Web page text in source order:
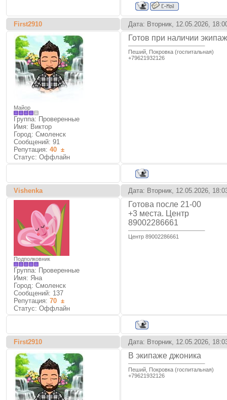
First2910 Дата: Вторник, 12.05.2026,
Майор
Группа: Проверенные
Имя: Виктор
Город: Смоленск
Сообщений: 91
Репутация: 40 ±
Статус: Оффлайн
Готов при наличии
Пеший, Покровка (госпитальная)
+79621932126
Vishenka Дата: Вторник, 12.05.2026,
Подполковник
Группа: Проверенные
Имя: Яна
Город: Смоленск
Сообщений: 137
Репутация: 70 ±
Статус: Оффлайн
Готова после 21-00
+3 места. Центр
89002286661
Центр 89002286661
First2910 Дата: Вторник, 12.05.2026,
В экипаже джоника
Пеший, Покровка (госпитальная)
+79621932126